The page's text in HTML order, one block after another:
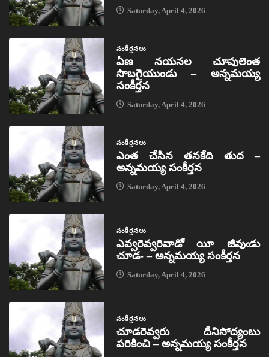
Saturday, April 4, 2026
సంకీర్తనలు
ఏణ నయనల చూపులెంత
సొబగైయుండు – అన్నమయ్య
సంకీర్తన
Saturday, April 4, 2026
సంకీర్తనలు
ఎంత చేసిన తనకేది తుద –
అన్నమయ్య సంకీర్తన
Saturday, April 4, 2026
సంకీర్తనలు
ఎవ్వరెవ్వరివాడో యీ జీవుఁడు
చూడ- – అన్నమయ్య సంకీర్తన
Saturday, April 4, 2026
సంకీర్తనలు
చూడరెవ్వరు దీనిసోద్యంబు
పరికించి – అన్నమయ్య సంకీర్తన